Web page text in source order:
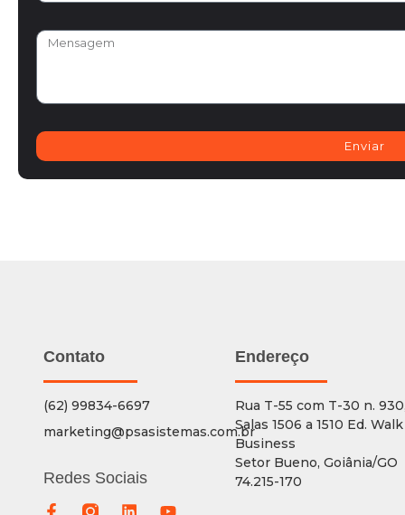
Enviar
Endereço
Rua T-55 com T-30 n.
Salas 1506 a 1510 Ed. Walk
Business
Setor Bueno, Goiânia/GO
74.215-170
Contato
(62) 99834-6697
marketing@psasistemas.com.br
Redes Sociais